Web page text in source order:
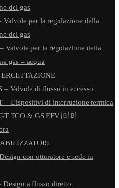
del gas
Valvole per la regolazione della
del gas
Valvole per la regolazione della
gas – acqua
– Valvole di flusso in eccesso
– Dispositivi di interruzione termica
GT TCO & GS EFV 🇬🇧
con otturatore e sede in
Design a flusso diretto